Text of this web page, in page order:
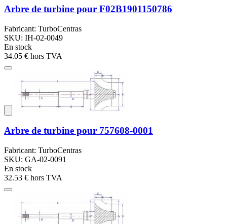
Arbre de turbine pour F02B1901150786
Fabricant: TurboCentras
SKU: IH-02-0049
En stock
34.05 € hors TVA
Arbre de turbine pour 757608-0001
Fabricant: TurboCentras
SKU: GA-02-0091
En stock
32.53 € hors TVA